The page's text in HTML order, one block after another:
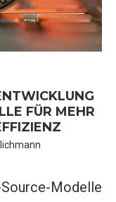
FÜR MEHR
Modelle